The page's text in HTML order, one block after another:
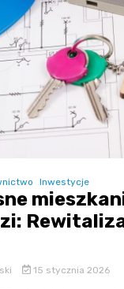
Inwestycje
15 stycznia 2026